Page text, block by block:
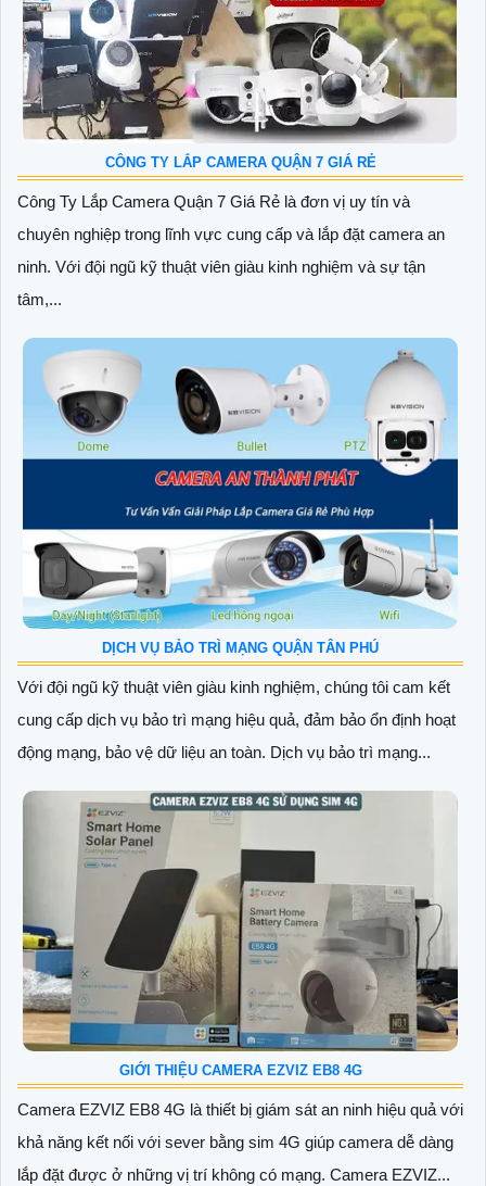
CÔNG TY LẮP CAMERA QUẬN 7 GIÁ RẺ
Công Ty Lắp Camera Quận 7 Giá Rẻ là đơn vị uy tín và
chuyên nghiệp trong lĩnh vực cung cấp và lắp đặt camera an
ninh. Với đội ngũ kỹ thuật viên giàu kinh nghiệm và sự tận
tâm,...
DỊCH VỤ BẢO TRÌ MẠNG QUẬN TÂN PHÚ
Với đội ngũ kỹ thuật viên giàu kinh nghiệm, chúng tôi cam kết
cung cấp dịch vụ bảo trì mạng hiệu quả, đảm bảo ổn định hoạt
động mạng, bảo vệ dữ liệu an toàn. Dịch vụ bảo trì mạng...
GIỚI THIỆU CAMERA EZVIZ EB8 4G
Camera EZVIZ EB8 4G là thiết bị giám sát an ninh hiệu quả với
khả năng kết nối với sever bằng sim 4G giúp camera dễ dàng
lắp đặt được ở những vị trí không có mạng. Camera EZVIZ...